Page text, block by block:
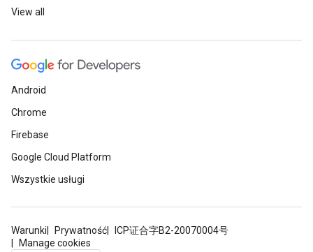
View all
Android
Chrome
Firebase
Google Cloud Platform
Wszystkie usługi
Warunki Prywatność
ICP证合字B2-20070004号
Manage cookies